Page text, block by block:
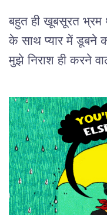
बहुत ही खूबसूरत भ्रम
के साथ प्यार में डूबने
मुझे निराश ही करने